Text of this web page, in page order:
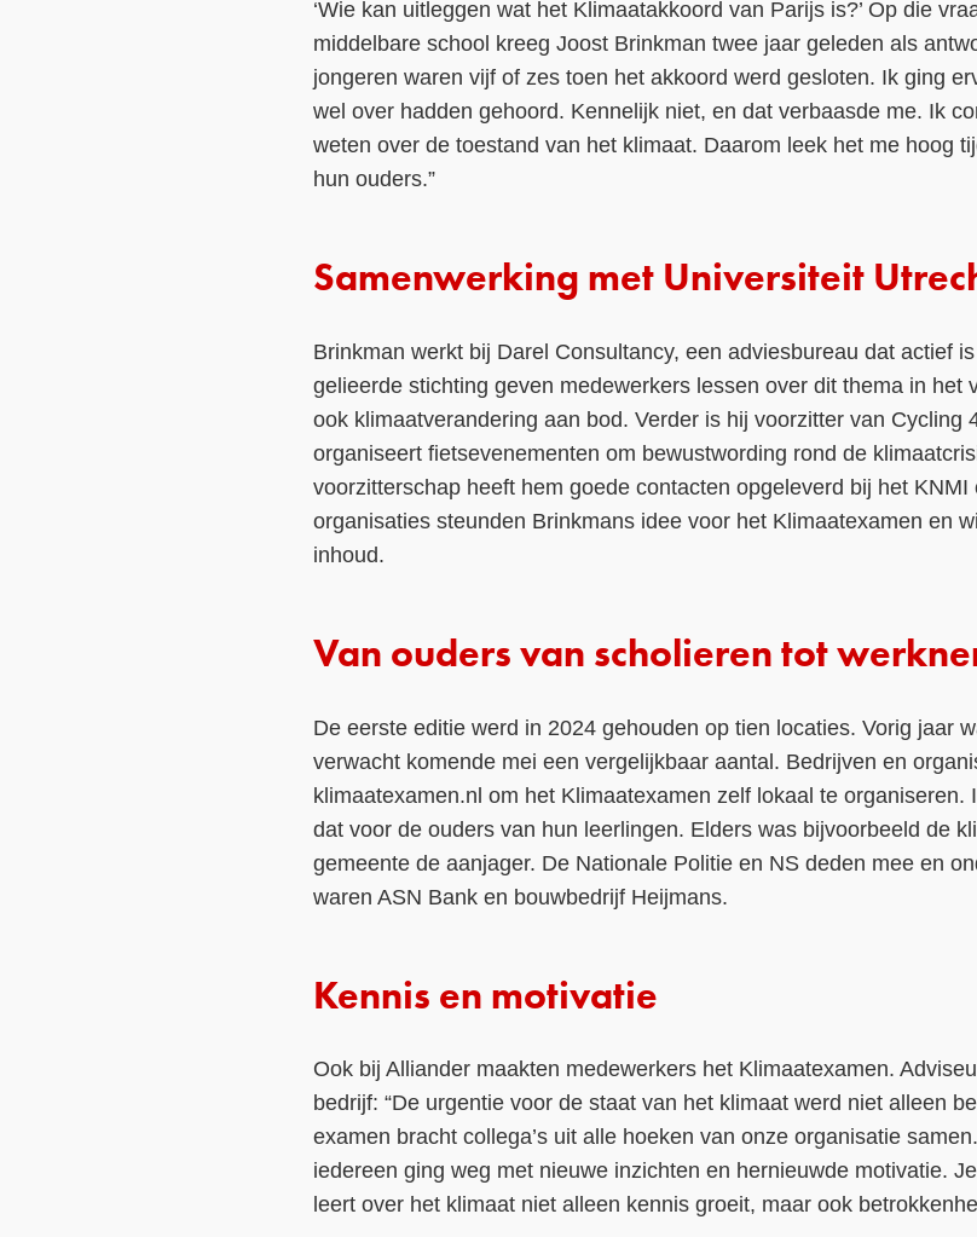
‘Wie kan uitleggen wat het Klimaatakkoord van Parijs is?’ Op die
middelbare school kreeg Joost Brinkman twee jaar geleden als
jongeren waren vijf of zes toen het akkoord werd gesloten. Ik ging
wel over hadden gehoord. Kennelijk niet, en dat verbaasde me. Ik
weten over de toestand van het klimaat. Daarom leek het me hoog
hun ouders.”
Samenwerking met Universiteit
Brinkman werkt bij Darel Consultancy, een adviesbureau dat actief
gelieerde stichting geven medewerkers lessen over dit thema in het
ook klimaatverandering aan bod. Verder is hij voorzitter van Cycling
organiseert fietsevenementen om bewustwording rond de
voorzitterschap heeft hem goede contacten opgeleverd bij het
organisaties steunden Brinkmans idee voor het Klimaatexamen en
inhoud.
Van ouders van scholieren tot
De eerste editie werd in 2024 gehouden op tien locaties. Vorig jaar
verwacht komende mei een vergelijkbaar aantal. Bedrijven en
klimaatexamen.nl om het Klimaatexamen zelf lokaal te organiseren.
dat voor de ouders van hun leerlingen. Elders was bijvoorbeeld de
gemeente de aanjager. De Nationale Politie en NS deden mee en
waren ASN Bank en bouwbedrijf Heijmans.
Kennis en motivatie
Ook bij Alliander maakten medewerkers het Klimaatexamen.
bedrijf: “De urgentie voor de staat van het klimaat werd niet alleen
examen bracht collega’s uit alle hoeken van onze organisatie
iedereen ging weg met nieuwe inzichten en hernieuwde motivatie.
leert over het klimaat niet alleen kennis groeit, maar ook